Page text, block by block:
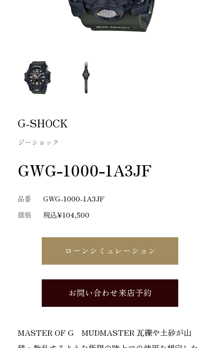
G-SHOCK
ジーショック
GWG-1000-1A3JF
品番
GWG-1000-1A3JF
価格
税込¥104,500
ローンシミュレーション
お問い合わせ来店予約
MASTER OF G MUDMASTER 瓦礫や土砂が山